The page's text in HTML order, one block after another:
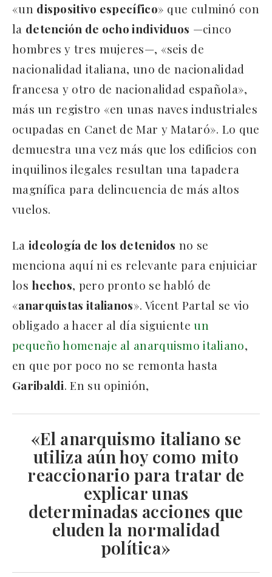
«un dispositivo específico» que culminó con
la detención de ocho individuos —cinco
hombres y tres mujeres—, «seis de
nacionalidad italiana, uno de nacionalidad
francesa y otro de nacionalidad española»,
más un registro «en unas naves industriales
ocupadas en Canet de Mar y Mataró». Lo que
demuestra una vez más que los edificios con
inquilinos ilegales resultan una tapadera
magnífica para delincuencia de más altos
vuelos.
La ideología de los detenidos no se
menciona aquí ni es relevante para enjuiciar
los hechos, pero pronto se habló de
«anarquistas italianos». Vicent Partal se vio
obligado a hacer al día siguienteun
pequeño homenaje al anarquismo italiano,
en que por poco no se remonta hasta
Garibaldi. En su opinión,
«El anarquismo italiano se
utiliza aún hoy como mito
reaccionario para tratar de
explicar unas
determinadas acciones que
eluden la normalidad
política»